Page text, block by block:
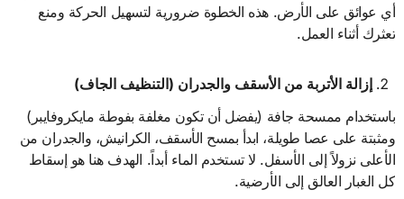
أي عوائق على الأرض. هذه الخطوة ضرورية لتسهيل الحركة ومنع
تعثرك أثناء العمل.
إزالة الأتربة من الأسقف والجدران (التنظيف الجاف)
باستخدام ممسحة جافة (يفضل أن تكون مغلفة بفوطة مايكروفايبر)
ومثبتة على عصا طويلة، ابدأ بمسح الأسقف، الكرانيش، والجدران من
الأعلى نزولاً إلى الأسفل. لا تستخدم الماء أبداً. الهدف هنا هو إسقاط
كل الغبار العالق إلى الأرضية.